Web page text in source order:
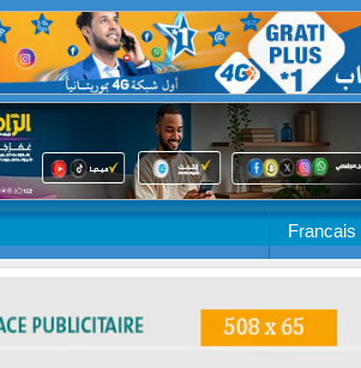
Francais